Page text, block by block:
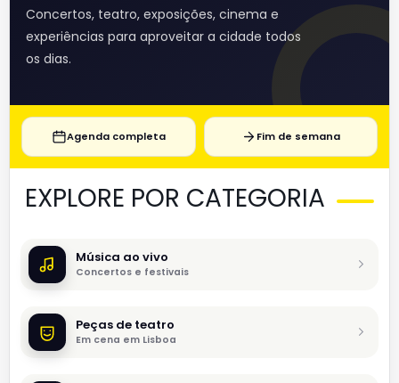
Concertos, teatro, exposições, cinema e
experiências para aproveitar a cidade todos
os dias.
Agenda completa Fim de semana
EXPLORE POR CATEGORIA
Música ao vivo
Concertos e festivais
Peças de teatro
Em cena em Lisboa